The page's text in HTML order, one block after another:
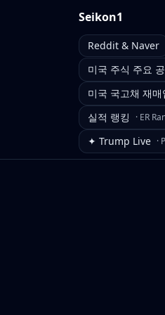
Seikon1
Reddit & Naver
미국 주식 주요
미국 국고채 재매
실적 랭킹 · ER
✦ Trump Live ·